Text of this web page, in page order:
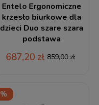
Entelo Ergonomiczne
krzesło biurkowe dla
dzieci Duo szare szara
podstawa
687,20 zł 859,00 zł